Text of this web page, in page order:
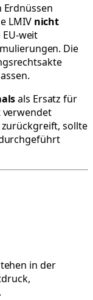
Erdnüssen
LMIV nicht
weit
Die
als Ersatz für
verwendet
sollte
in der